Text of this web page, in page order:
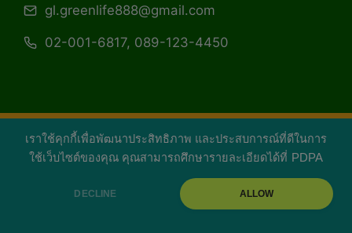
เราใช้คุกกี้เพื่อพัฒนาประสิทธิภาพ และประสบการณ์ที่ดีในการ
ใช้เว็บไซต์ของคุณ คุณสามารถศึกษารายละเอียดได้ที่ PDPA
DECLINE ALLOW
gl.greenlife888@gmail.com
02-001-6817, 089-123-4450
Copyright 2026 — Green Life Plus mag | กรีน
ไลฟ์พลัส หนังสือมีชีวิต
facebookyoutube